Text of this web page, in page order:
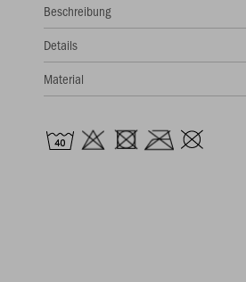
Beschreibung
Details
Material